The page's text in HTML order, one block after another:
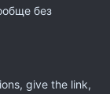
без
give the link,